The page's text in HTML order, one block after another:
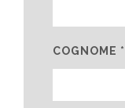
COGNOME *